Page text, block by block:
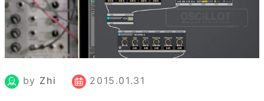
by Zhi 2015.01.31